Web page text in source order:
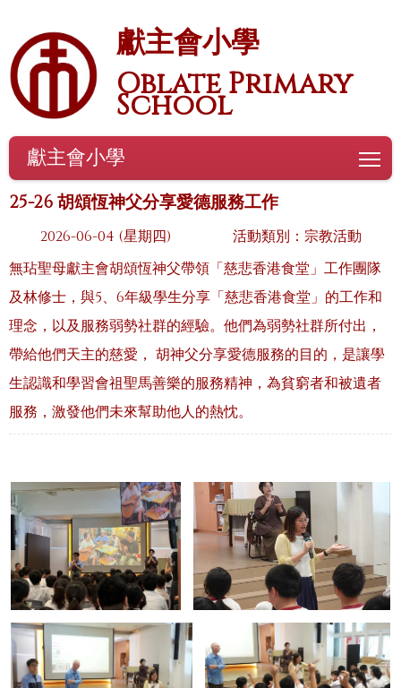
獻主會小學
Oblate Primary
School
獻主會小學
25-26 胡頌恆神父分享愛德服務工作
2026-06-04 (星期四)
活動類別：宗教活動
無玷聖母獻主會胡頌恆神父帶領「慈悲香港食堂」工作團隊
及林修士，與5、6年級學生分享「慈悲香港食堂」的工作和
理念，以及服務弱勢社群的經驗。他們為弱勢社群所付出，
帶給他們天主的慈愛， 胡神父分享愛德服務的目的，是讓學
生認識和學習會祖聖馬善樂的服務精神，為貧窮者和被遺者
服務，激發他們未來幫助他人的熱忱。